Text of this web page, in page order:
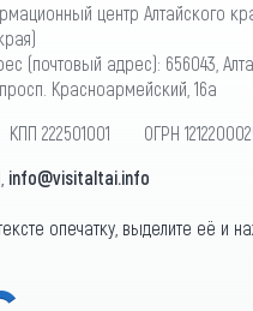
центр Алтайского
(почтовый адрес): 656043,
Красноармейский, 16а
222501001 ОГРН
info@visitaltai.info
опечатку, выделите её и